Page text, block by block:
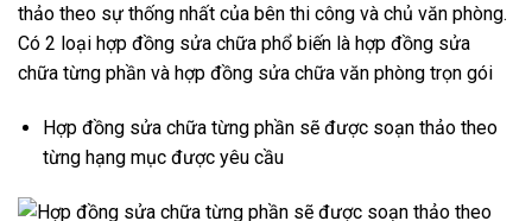
thảo theo sự thống nhất của bên thi công và chủ văn phòng.
Có 2 loại hợp đồng sửa chữa phổ biến là hợp đồng sửa
chữa từng phần và hợp đồng sửa chữa văn phòng trọn gói
Hợp đồng sửa chữa từng phần sẽ được soạn thảo theo
từng hạng mục được yêu cầu